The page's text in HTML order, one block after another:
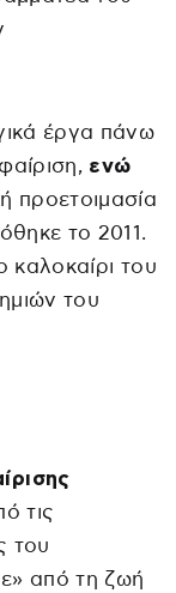
έργα πάνω
ενώ
προετοιμασία
το 2011.
καλοκαίρι του
του
τις
του
από τη ζωή